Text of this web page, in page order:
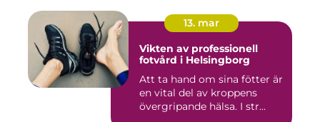
13. mar
Vikten av professionell
fotvård i Helsingborg
Att ta hand om sina fötter är
en vital del av kroppens
övergripande hälsa. I str...